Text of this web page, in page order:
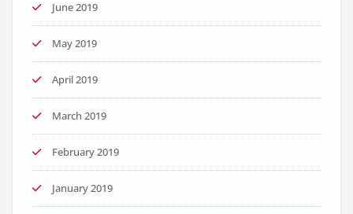
June 2019
May 2019
April 2019
March 2019
February 2019
January 2019